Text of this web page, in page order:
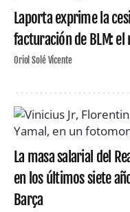
Laporta exprime la
facturación de BLM:
Oriol Solé Vicente
La masa salarial del
en los últimos siete
Barça